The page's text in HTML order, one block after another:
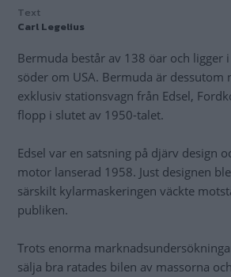
Text
Carl Legelius
Bermuda består av 138 öar och ligger
söder om USA. Bermuda är dessutom
exklusiv stationsvagn från Edsel,
flopp i slutet av 1950-talet.
Edsel var en satsning på djärv design
motor lanserad 1958. Just designen
särskilt kylarmaskeringen väckte
publiken.
Trots enorma
sälja bra ratades bilen av massorna